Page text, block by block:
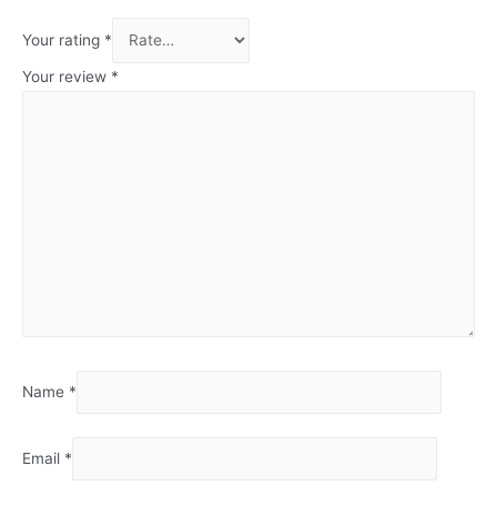
Your rating *
Your review *
Name *
Email *